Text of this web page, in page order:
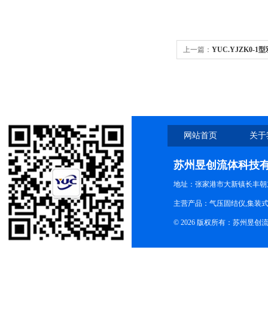
上一篇： YUC.YJZK0-1型
网站首页 关
苏州昱创流体科技
地址：张家港市大新镇长丰
主营产品：气压固结仪,集装
© 2026 版权所有：苏州昱创